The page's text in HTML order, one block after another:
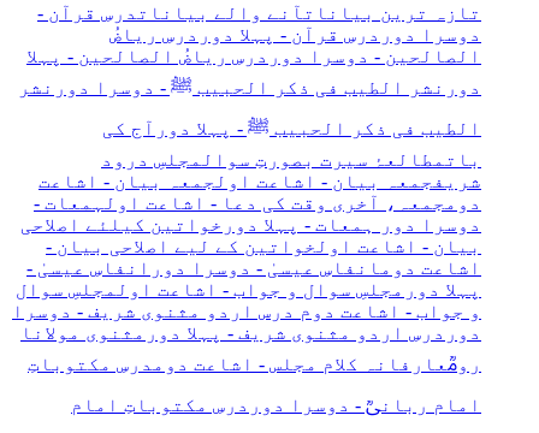
تازہ ترین بیانات آنے والے بیانات درسِ قرآن -
دوسرا دور درسِ قرآن - پہلا دور درسِ ریاضُ
الصالحین - دوسرا دور درسِ ریاضُ الصالحین - پہلا
دور نشر الطیب فی ذکر الحبیب ﷺ - دوسرا دور نشر
الطیب فی ذکر الحبیب ﷺ - پہلا دور آج کی
بات مطالعۂ سیرت بصورتِ سوال مجلسِ درود
شریف جمعہ بیان - اشاعت اول جمعہ بیان - اشاعت
دوم جمعہ، آخری وقت کی دعا - اشاعت اول ہمعات -
دوسرا دور
ہمعات - پہلا دور خواتین کیلئے اصلاحی
بیان - اشاعت اول خواتین کے لیے اصلاحی بیان -
اشاعت دوم انفاسِ عیسیٰ - دوسرا دور انفاسِ عیسیٰ -
پہلا دور مجلسِ سوال و جواب - اشاعت اول مجلسِ سوال
و جواب - اشاعت دوم درس اردو مثنوی شریف - دوسرا
دور درسِ اردو مثنوی شریف - پہلا دور مثنوی مولانا
رومؒ عارفانہ کلام مجلس - اشاعت دوم درسِ مکتوباتِ
امام ربانیؒ - دوسرا دور درسِ مکتوباتِ امام